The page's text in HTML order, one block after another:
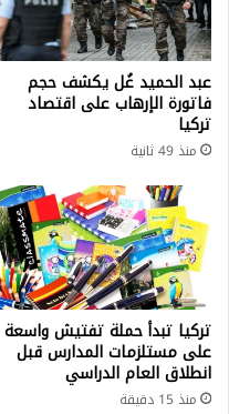
عبد الحميد غُل يكشف حجم
فاتورة الإرهاب على اقتصاد
تركيا
منذ 49 ثانية
تركيا تبدأ حملة تفتيش واسعة
على مستلزمات المدارس قبل
انطلاق العام الدراسي
منذ 15 دقيقة